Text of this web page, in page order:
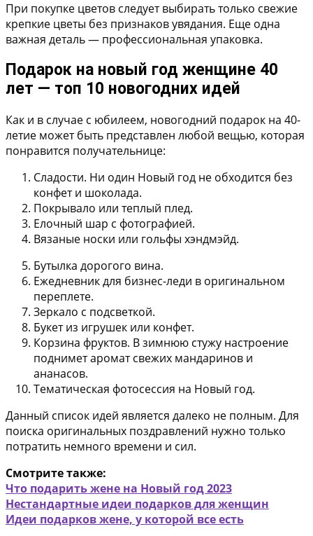
При покупке цветов следует выбирать только свежие
крепкие цветы без признаков увядания. Еще одна
важная деталь — профессиональная упаковка.
Подарок на новый год женщине 40
лет — топ 10 новогодних идей
Как и в случае с юбилеем, новогодний подарок на 40-
летие может быть представлен любой вещью, которая
понравится получательнице:
Сладости. Ни один Новый год не обходится без
конфет и шоколада.
Покрывало или теплый плед.
Елочный шар с фотографией.
Вязаные носки или гольфы хэндмэйд.
Бутылка дорогого вина.
Ежедневник для бизнес-леди в оригинальном
переплете.
Зеркало с подсветкой.
Букет из игрушек или конфет.
Корзина фруктов. В зимнюю стужу настроение
поднимет аромат свежих мандаринов и
ананасов.
Тематическая фотосессия на Новый год.
Данный список идей является далеко не полным. Для
поиска оригинальных поздравлений нужно только
потратить немного времени и сил.
Смотрите также:
Что подарить жене на Новый год 2023
Нестандартные идеи подарков для женщин
Идеи подарков жене, у которой все есть